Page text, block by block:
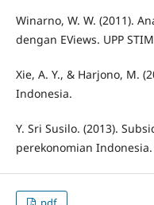
Winarno, W. W. (2011).
dengan EViews. UPP
Xie, A. Y., & Harjono, M.
Indonesia.
Y. Sri Susilo. (2013).
perekonomian